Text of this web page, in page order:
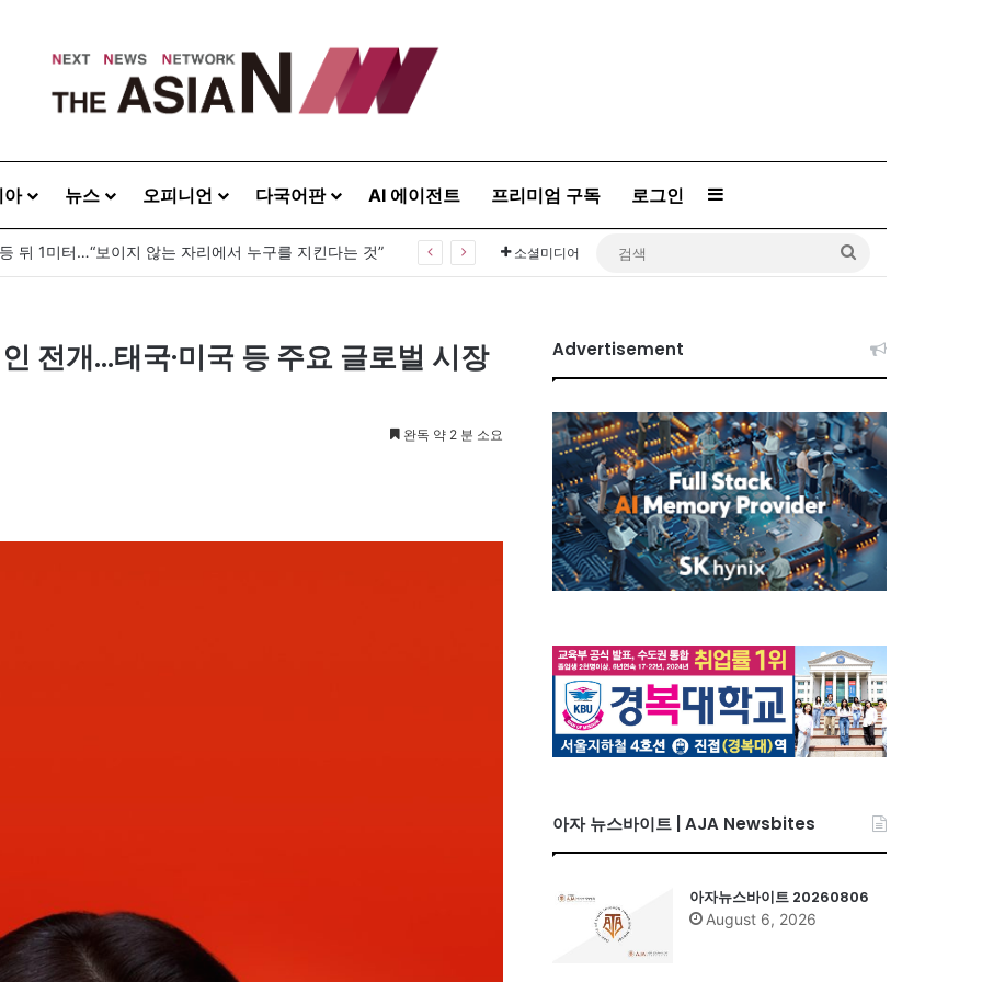
아 뉴스 오피니언 다국어판 AI 에이전트 프리미엄 구독 로그인 Sidebar
한인 상권 넘어 한국문화의 광장으로 소셜미디어
전개…태국·미국 등 주요 글로벌 시장
완독 약 2 분 소요
Advertisement
아자 뉴스바이트 | AJA Newsbites
아자뉴스바이트 20260806
August 6, 2026